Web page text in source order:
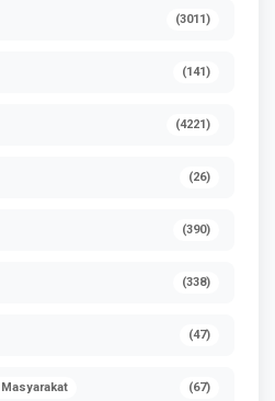
(3011)
(141)
(4221)
(26)
(390)
(338)
(47)
(67)